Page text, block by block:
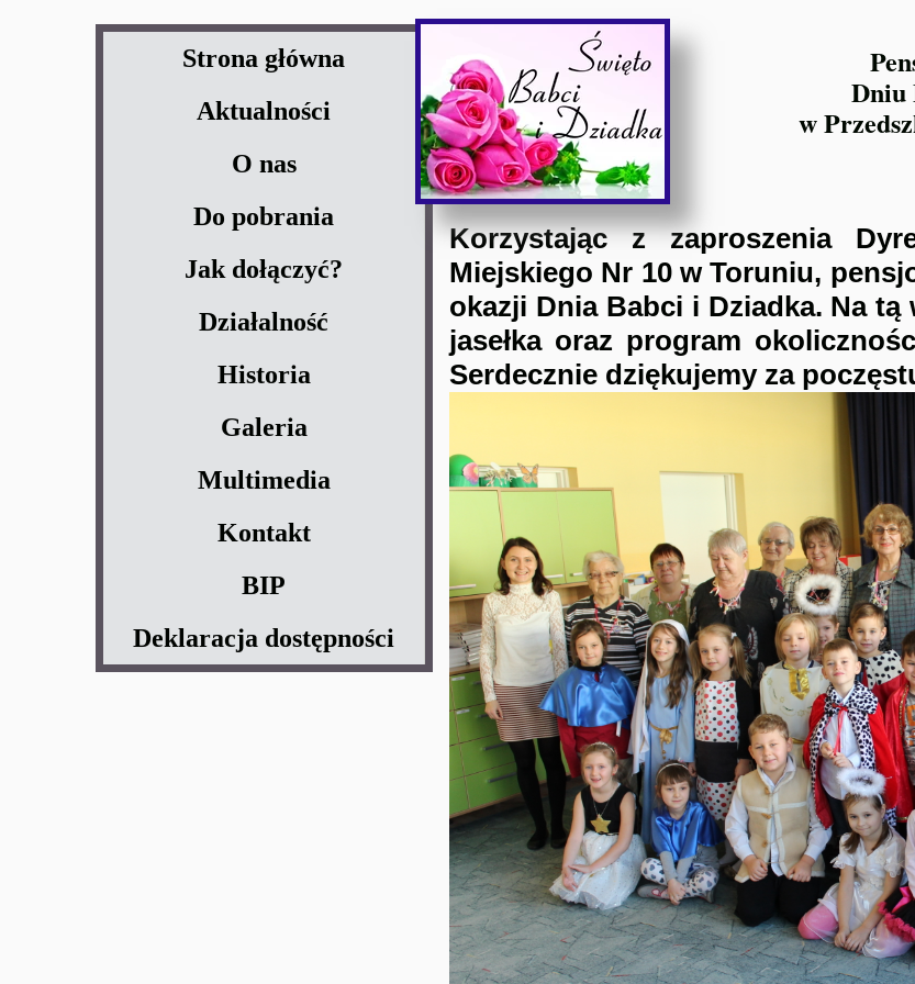
Korzystając z zaproszenia
Miejskiego Nr 10 w Toruniu,
okazji Dnia Babci i Dziadka. Na
jasełka oraz program
Serdecznie dziękujemy za
Dniu
w
Strona główna
Aktualności
O nas
Do pobrania
Jak dołączyć?
Działalność
Historia
Galeria
Multimedia
Kontakt
BIP
Deklaracja dostępności